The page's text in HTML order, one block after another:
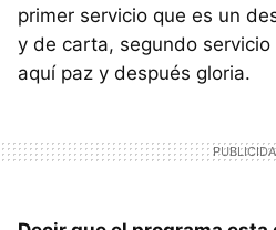
primer servicio que es un
y de carta, segundo
aquí paz y después gloria.